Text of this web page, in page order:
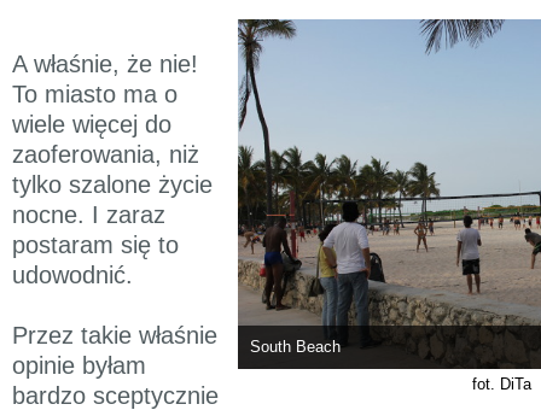
South Beach
fot. DiTa
A właśnie, że nie!
To miasto ma o
wiele więcej do
zaoferowania, niż
tylko szalone życie
nocne. I zaraz
postaram się to
udowodnić.
Przez takie właśnie
opinie byłam
bardzo sceptycznie